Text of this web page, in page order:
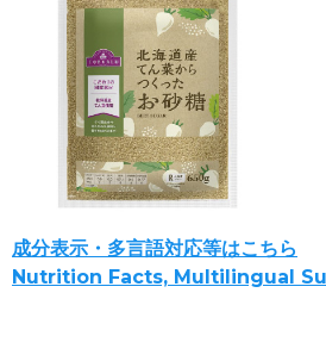
成分表示・多言語対応等はこちら
Nutrition Facts, Multilingual